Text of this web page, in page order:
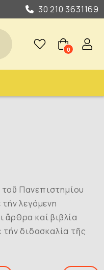
30 210 3631169
0
Πανεπιστημίου
λεγόμενη
ἄρθρα καί βιβλία
διδασκαλία τῆς